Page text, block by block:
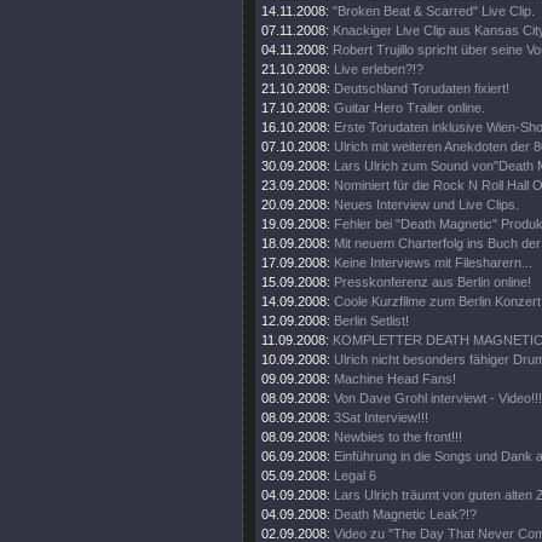
14.11.2008: "Broken Beat & Scarred" Live Clip.
07.11.2008: Knackiger Live Clip aus Kansas
04.11.2008: Robert Trujillo spricht über seine
21.10.2008: Live erleben?!?
21.10.2008: Deutschland Torudaten fixiert!
17.10.2008: Guitar Hero Trailer online.
16.10.2008: Erste Torudaten inklusive Wien-
07.10.2008: Ulrich mit weiteren Anekdoten der
30.09.2008: Lars Ulrich zum Sound von"Death
23.09.2008: Nominiert für die Rock N Roll Hall
20.09.2008: Neues Interview und Live Clips.
19.09.2008: Fehler bei "Death Magnetic"
18.09.2008: Mit neuem Charterfolg ins Buch
17.09.2008: Keine Interviews mit Filesharern...
15.09.2008: Presskonferenz aus Berlin online!
14.09.2008: Coole Kurzfilme zum Berlin
12.09.2008: Berlin Setlist!
11.09.2008: KOMPLETTER DEATH
10.09.2008: Ulrich nicht besonders fähiger
09.09.2008: Machine Head Fans!
08.09.2008: Von Dave Grohl interviewt - Video!!!
08.09.2008: 3Sat Interview!!!
08.09.2008: Newbies to the front!!!
06.09.2008: Einführung in die Songs und Dank
05.09.2008: Legal 6
04.09.2008: Lars Ulrich träumt von guten alten
04.09.2008: Death Magnetic Leak?!?
02.09.2008: Video zu "The Day That Never